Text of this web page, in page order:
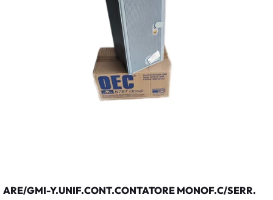
ARE/GMI-Y.UNIF.CONT.CONTATORE MONOF.C/SERR.